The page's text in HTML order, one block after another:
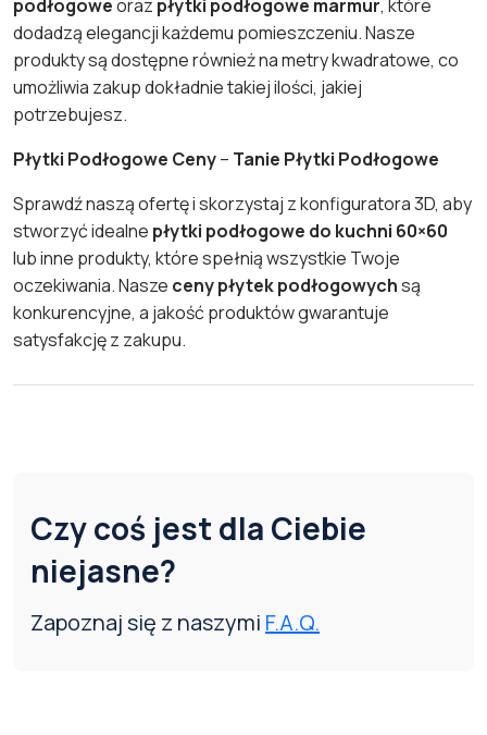
podłogoweoraz płytki podłogowe marmur, które
dodadzą elegancji każdemu pomieszczeniu. Nasze
produkty są dostępne również na metry kwadratowe, co
umożliwia zakup dokładnie takiej ilości, jakiej
potrzebujesz.
Płytki Podłogowe Ceny– Tanie Płytki Podłogowe
Sprawdź naszą ofertę i skorzystaj z konfiguratora 3D, aby
stworzyć idealne płytki podłogowe do kuchni 60×60
lub inne produkty, które spełnią wszystkie Twoje
oczekiwania. Nasze ceny płytek podłogowychsą
konkurencyjne, a jakość produktów gwarantuje
satysfakcję z zakupu.
Czy coś jest dla Ciebie
niejasne?
Zapoznaj się z naszymi F.A.Q.